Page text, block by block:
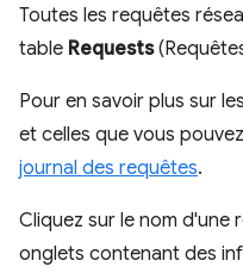
Toutes les requêtes
table Requests
Pour en savoir plus sur
et celles que vous
journal des requêtes.
Cliquez sur le nom
onglets contenant des